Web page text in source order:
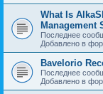
What Is
Management
Последнее
Добавлено в
Bavelorio
Последнее
Добавлено в